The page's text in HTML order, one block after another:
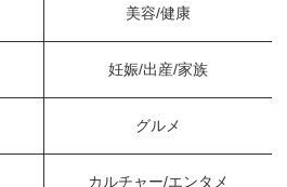
美容/健康
妊娠/出産/家族
グルメ
カルチャー/エンタメ